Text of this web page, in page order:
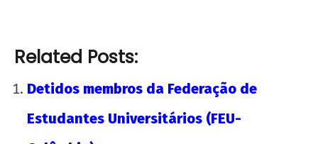
Related Posts:
Detidos membros da Federação de
Estudantes Universitários (FEU-